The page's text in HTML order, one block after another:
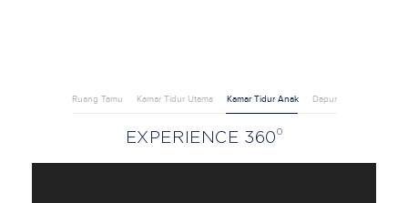
Ruang Tamu Kamar Tidur Utama Kamar Tidur Anak Dapur
EXPERIENCE 360 0